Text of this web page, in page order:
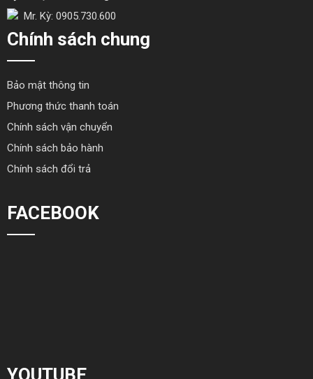
Mr. Kỳ: 0905.730.600
Chính sách chung
Bảo mật thông tin
Phương thức thanh toán
Chính sách vận chuyển
Chính sách bảo hành
Chính sách đổi trả
FACEBOOK
YOUTUBE